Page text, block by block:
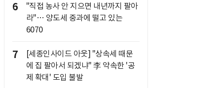
6
"직접 농사 안 지으면 내년까지 팔아
라"… 양도세 중과에 떨고 있는
6070
7
[세종인사이드 아웃] "상속세 때문
에 집 팔아서 되겠냐" 李 약속한 '공
제 확대' 도입 불발